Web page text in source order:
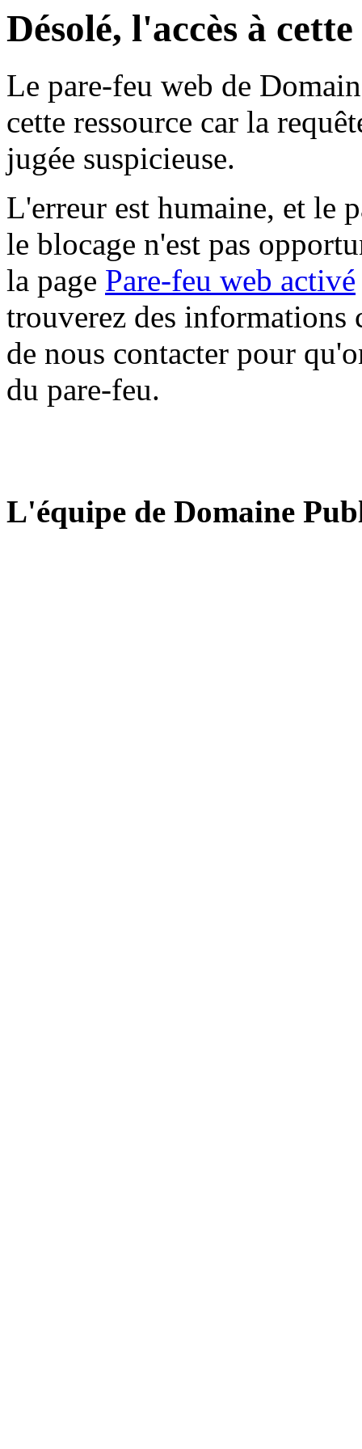
Désolé, l'accès à
Le pare-feu web de
cette ressource car la
jugée suspicieuse.
L'erreur est humaine, et le
le blocage n'est pas
la page Pare-feu web activé
trouverez des informations
de nous contacter pour
du pare-feu.
L'équipe de Domaine